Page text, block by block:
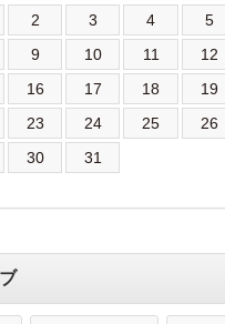
2 3 4 5
9 10 11 12
16 17 18 19
23 24 25 26
30
31